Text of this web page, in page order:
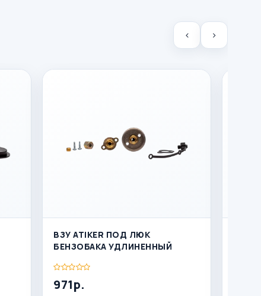
ВЗУ ATIKER ПОД ЛЮК
БЕНЗОБАКА УДЛИНЕННЫЙ
971р.